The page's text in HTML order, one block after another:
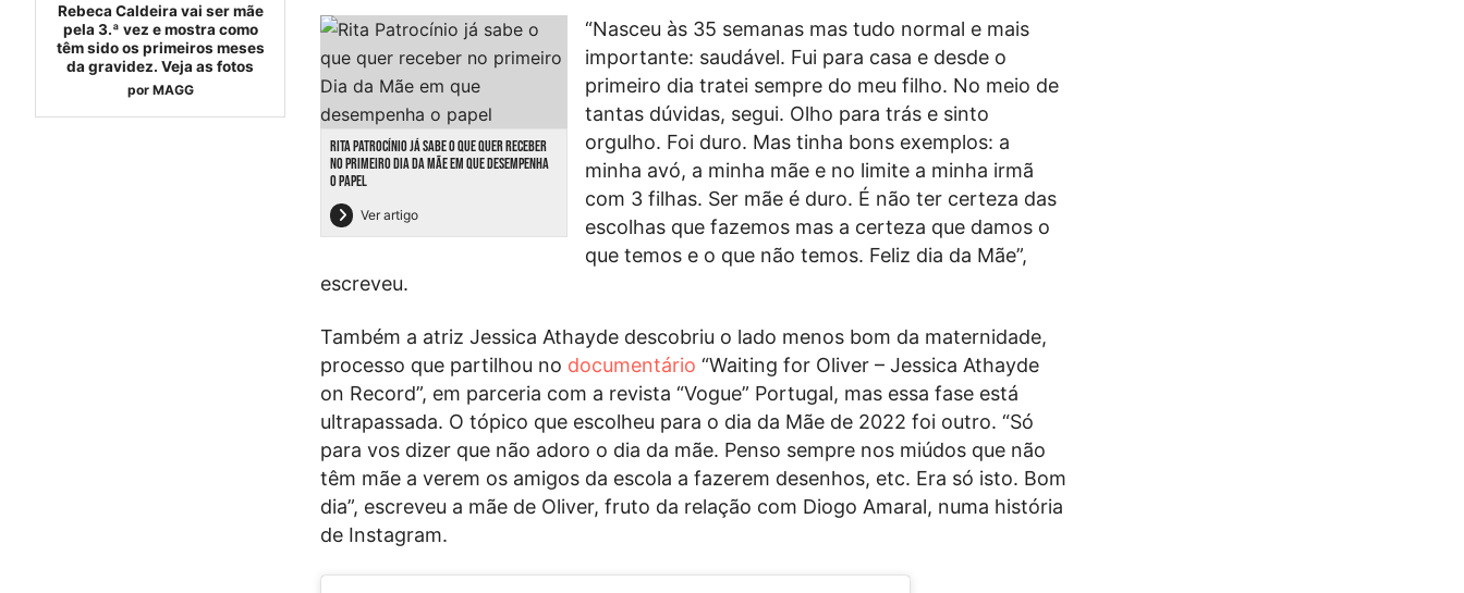
Rebeca Caldeira vai ser mãe
pela 3.ª vez e mostra como
têm sido os primeiros meses
da gravidez. Veja as fotos
por MAGG
RITA PATROCÍNIO JÁ SABE O QUE QUER RECEBER
NO PRIMEIRO DIA DA MÃE EM QUE DESEMPENHA
O PAPEL
Ver artigo
“Nasceu às 35 semanas mas tudo normal e mais
importante: saudável. Fui para casa e desde o
primeiro dia tratei sempre do meu filho. No meio de
tantas dúvidas, segui. Olho para trás e sinto
orgulho. Foi duro. Mas tinha bons exemplos: a
minha avó, a minha mãe e no limite a minha irmã
com 3 filhas. Ser mãe é duro. É não ter certeza das
escolhas que fazemos mas a certeza que damos o
que temos e o que não temos. Feliz dia da Mãe”,
escreveu.
Também a atriz Jessica Athayde descobriu o lado menos bom da maternidade,
processo que partilhou no documentário “Waiting for Oliver – Jessica Athayde
on Record”, em parceria com a revista “Vogue” Portugal, mas essa fase está
ultrapassada. O tópico que escolheu para o dia da Mãe de 2022 foi outro. “Só
para vos dizer que não adoro o dia da mãe. Penso sempre nos miúdos que não
têm mãe a verem os amigos da escola a fazerem desenhos, etc. Era só isto. Bom
dia”, escreveu a mãe de Oliver, fruto da relação com Diogo Amaral, numa história
de Instagram.